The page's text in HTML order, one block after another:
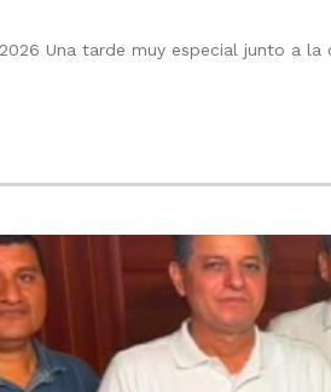
Una tarde muy especial junto a